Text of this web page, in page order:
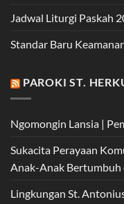
Jadwal Liturgi Paskah
Standar Baru
PAROKI ST.
Ngomongin Lansia |
Sukacita Perayaan
Anak-Anak Bertumbuh
Lingkungan St.